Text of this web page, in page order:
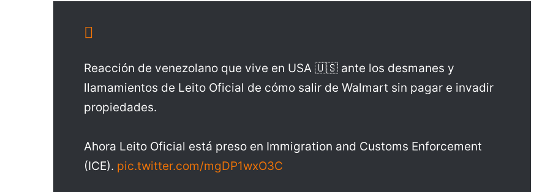
Reacción de venezolano que vive en USA 🇺🇸 ante los desmanes y
llamamientos de Leito Oficial de cómo salir de Walmart sin pagar e invadir
propiedades.
Ahora Leito Oficial está preso en Immigration and Customs Enforcement
(ICE). pic.twitter.com/mgDP1wxO3C